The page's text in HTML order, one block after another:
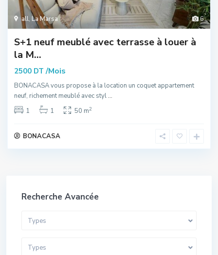
6
all, La Marsa
S+1 neuf meublé avec terrasse à louer à
la M...
2500 DT /Mois
BONACASA vous propose à la location un coquet appartement
neuf, richement meublé avec styl...
1
1 50 m2
BONACASA
Recherche Avancée
Types
Types